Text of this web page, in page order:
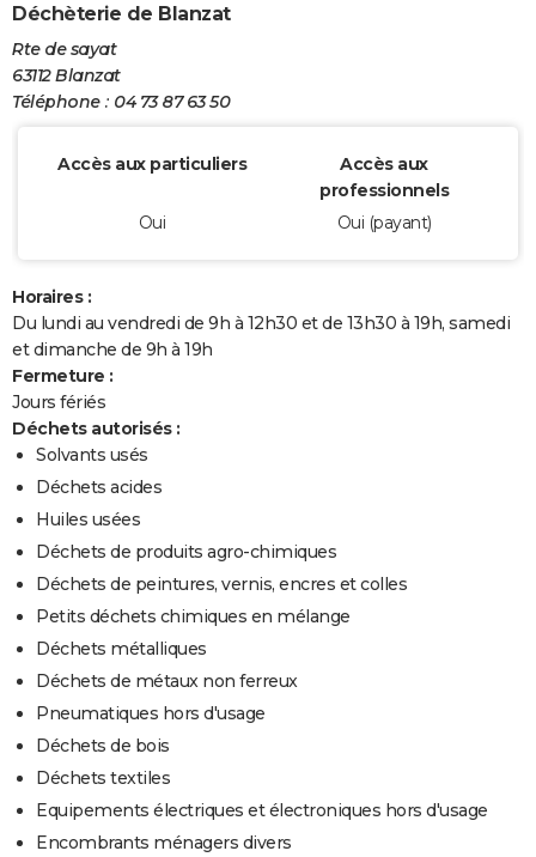
Déchèterie de Blanzat
Rte de sayat
63112 Blanzat
Téléphone : 04 73 87 63 50
Accès aux particuliers
Accès aux
professionnels
Oui
Oui (payant)
Horaires :
Du lundi au vendredi de 9h à 12h30 et de 13h30 à 19h, samedi
et dimanche de 9h à 19h
Fermeture :
Jours fériés
Déchets autorisés :
Solvants usés
Déchets acides
Huiles usées
Déchets de produits agro-chimiques
Déchets de peintures, vernis, encres et colles
Petits déchets chimiques en mélange
Déchets métalliques
Déchets de métaux non ferreux
Pneumatiques hors d'usage
Déchets de bois
Déchets textiles
Equipements électriques et électroniques hors d'usage
Encombrants ménagers divers